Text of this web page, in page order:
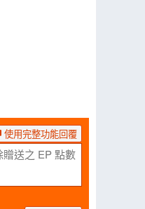
使用完整功能回覆